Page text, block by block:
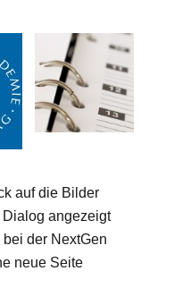
auf die Bilder
angezeigt
der NextGen
neue Seite